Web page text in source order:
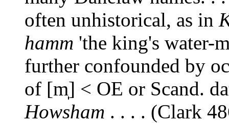
often unhistorical, as in
hamm 'the king's water-
further confounded by
of [m̩] < OE or Scand.
Howsham . . . . (Clark